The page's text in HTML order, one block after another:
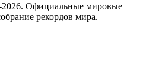
2026. Официальные мировые
рекордов мира.